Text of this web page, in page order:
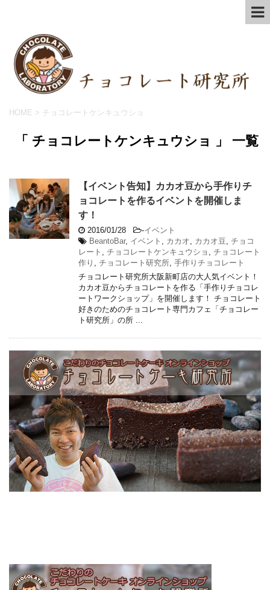
HOME > チョコレートケンキュウショ
「 チョコレートケンキュウショ 」 一覧
【イベント告知】カカオ豆から手作りチ
ョコレートを作るイベントを開催しま
す！
2016/01/28 -イベント
BeantoBar, イベント カカオ カカオ豆 チョコ
レート
チョコレートケンキュウショ
チョコレート
作り
チョコレート研究所 手作りチョコレート
チョコレート研究所大阪新町店の大人気イベント！
カカオ豆からチョコレートを作る「手作りチョコレ
ートワークショップ」を開催します！ チョコレート
好きのためのチョコレート専門カフェ「チョコレー
ト研究所」の所 ...